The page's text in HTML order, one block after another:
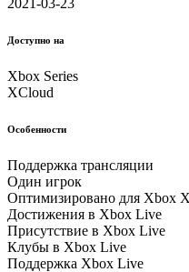
Доступно на
Xbox Series
XCloud
Особенности
Поддержка трансляции
Один игрок
Оптимизировано для Xbox
Достижения в Xbox Live
Присутствие в Xbox Live
Клубы в Xbox Live
Поддержка Xbox Live